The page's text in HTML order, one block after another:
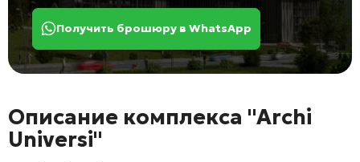
Получить брошюру в WhatsApp
Описание комплекса "Archi
Universi"